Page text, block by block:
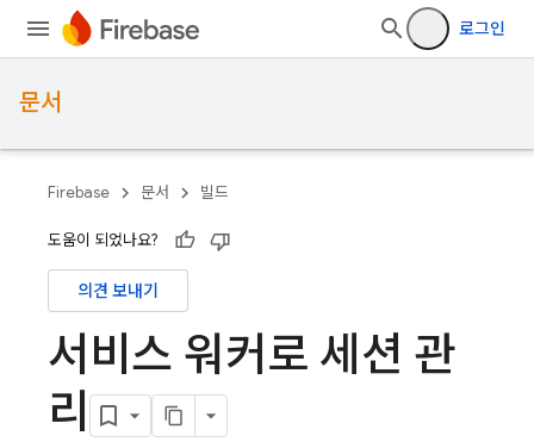
로그인
문서
Firebase 문서 빌드
도움이 되었나요?
의견 보내기
서비스 워커로 세션 관
리